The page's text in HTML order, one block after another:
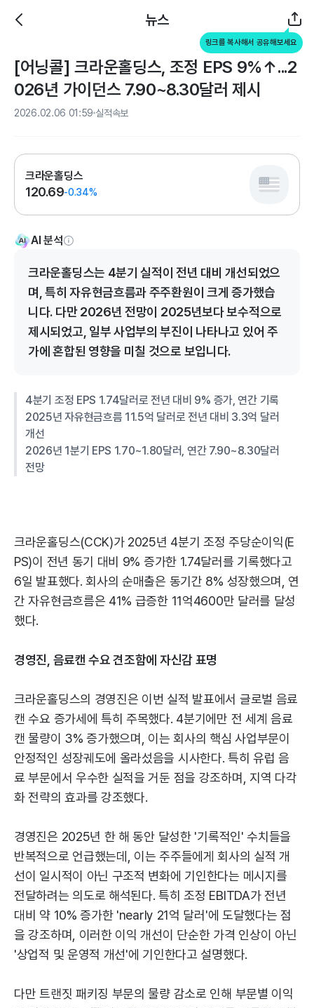
뉴스
링크를 복사해서 공유해보세요
[어닝콜] 크라운홀딩스, 조정 EPS 9%↑...2
026년 가이던스 7.90~8.30달러 제시
2026.02.06 01:59 실적속보
크라운홀딩스
120.69-0.34%
AI 분석
크라운홀딩스는 4분기 실적이 전년 대비 개선되었으
며, 특히 자유현금흐름과 주주환원이 크게 증가했습
니다. 다만 2026년 전망이 2025년보다 보수적으로
제시되었고, 일부 사업부의 부진이 나타나고 있어 주
가에 혼합된 영향을 미칠 것으로 보입니다.
4분기 조정 EPS 1.74달러로 전년 대비 9% 증가, 연간 기록
2025년 자유현금흐름 11.5억 달러로 전년 대비 3.3억 달러
개선
2026년 1분기 EPS 1.70~1.80달러, 연간 7.90~8.30달러
전망
크라운홀딩스(CCK)가 2025년 4분기 조정 주당순이익(E
PS)이 전년 동기 대비 9% 증가한 1.74달러를 기록했다고
6일 발표했다. 회사의 순매출은 동기간 8% 성장했으며, 연
간 자유현금흐름은 41% 급증한 11억4600만 달러를 달성
했다.
경영진, 음료캔 수요 견조함에 자신감 표명
크라운홀딩스의 경영진은 이번 실적 발표에서 글로벌 음료
캔 수요 증가세에 특히 주목했다. 4분기에만 전 세계 음료
캔 물량이 3% 증가했으며, 이는 회사의 핵심 사업부문이
안정적인 성장궤도에 올라섰음을 시사한다. 특히 유럽 음
료 부문에서 우수한 실적을 거둔 점을 강조하며, 지역 다각
화 전략의 효과를 강조했다.
경영진은 2025년 한 해 동안 달성한 '기록적인' 수치들을
반복적으로 언급했는데, 이는 주주들에게 회사의 실적 개
선이 일시적이 아닌 구조적 변화에 기인한다는 메시지를
전달하려는 의도로 해석된다. 특히 조정 EBITDA가 전년
대비 약 10% 증가한 'nearly 21억 달러'에 도달했다는 점
을 강조하며, 이러한 이익 개선이 단순한 가격 인상이 아닌
'상업적 및 운영적 개선'에 기인한다고 설명했다.
다만 트랜짓 패키징 부문의 물량 감소로 인해 부문별 이익